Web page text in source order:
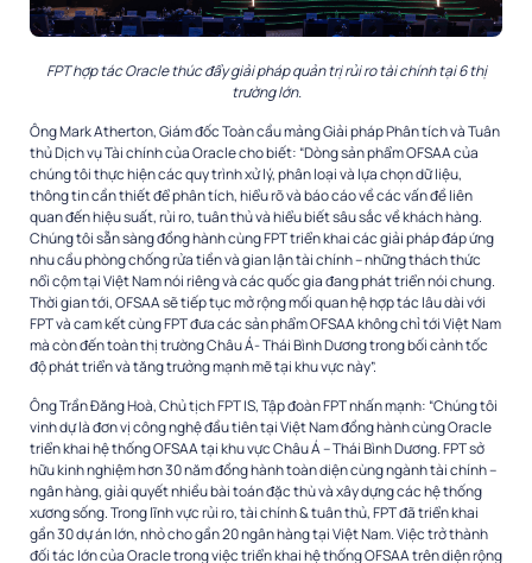
FPT hợp tác Oracle thúc đẩy giải pháp quản trị rủi ro tài chính tại 6 thị
trường lớn.
Ông Mark Atherton, Giám đốc Toàn cầu mảng Giải pháp Phân tích và Tuân
thủ Dịch vụ Tài chính của Oracle cho biết: “Dòng sản phẩm OFSAA của
chúng tôi thực hiện các quy trình xử lý, phân loại và lựa chọn dữ liệu,
thông tin cần thiết để phân tích, hiểu rõ và báo cáo về các vấn đề liên
quan đến hiệu suất, rủi ro, tuân thủ và hiểu biết sâu sắc về khách hàng.
Chúng tôi sẵn sàng đồng hành cùng FPT triển khai các giải pháp đáp ứng
nhu cầu phòng chống rửa tiền và gian lận tài chính – những thách thức
nổi cộm tại Việt Nam nói riêng và các quốc gia đang phát triển nói chung.
Thời gian tới, OFSAA sẽ tiếp tục mở rộng mối quan hệ hợp tác lâu dài với
FPT và cam kết cùng FPT đưa các sản phẩm OFSAA không chỉ tới Việt Nam
mà còn đến toàn thị trường Châu Á- Thái Bình Dương trong bối cảnh tốc
độ phát triển và tăng trưởng mạnh mẽ tại khu vực này”.
Ông Trần Đăng Hoà, Chủ tịch FPT IS, Tập đoàn FPT nhấn mạnh: “Chúng tôi
vinh dự là đơn vị công nghệ đầu tiên tại Việt Nam đồng hành cùng Oracle
triển khai hệ thống OFSAA tại khu vực Châu Á – Thái Bình Dương. FPT sở
hữu kinh nghiệm hơn 30 năm đồng hành toàn diện cùng ngành tài chính –
ngân hàng, giải quyết nhiều bài toán đặc thù và xây dựng các hệ thống
xương sống. Trong lĩnh vực rủi ro, tài chính & tuân thủ, FPT đã triển khai
gần 30 dự án lớn, nhỏ cho gần 20 ngân hàng tại Việt Nam. Việc trở thành
đối tác lớn của Oracle trong việc triển khai hệ thống OFSAA trên diện rộng